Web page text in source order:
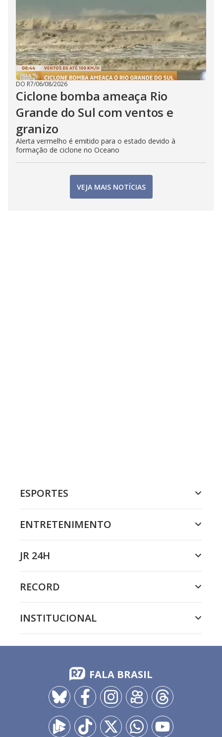
DO R7/06/08/2026
Ciclone bomba ameaça Rio
Grande do Sul com ventos e
granizo
Alerta vermelho é emitido para o estado devido à
formação de ciclone no Oceano
VEJA MAIS NOTÍCIAS
ESPORTES
ENTRETENIMENTO
JR 24H
RECORD
INSTITUCIONAL
FALA BRASIL